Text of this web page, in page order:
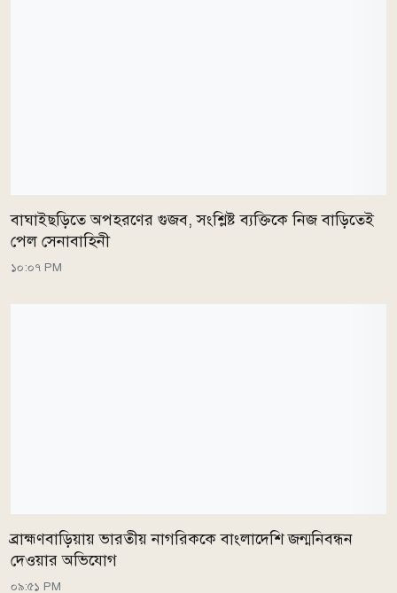
বাঘাইছড়িতে অপহরণের গুজব, সংশ্লিষ্ট ব্যক্তিকে নিজ বাড়িতেই
পেল সেনাবাহিনী
১০:০৭ PM
ব্রাহ্মণবাড়িয়ায় ভারতীয় নাগরিককে বাংলাদেশি জন্মনিবন্ধন
দেওয়ার অভিযোগ
০৯:৫১ PM